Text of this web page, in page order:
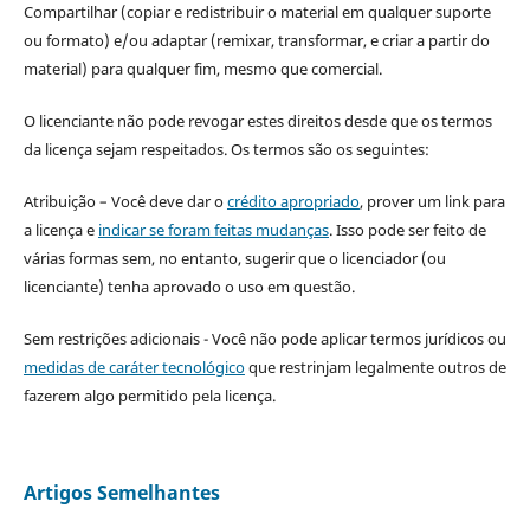
Compartilhar (copiar e redistribuir o material em qualquer suporte
ou formato) e/ou adaptar (remixar, transformar, e criar a partir do
material) para qualquer fim, mesmo que comercial.
O licenciante não pode revogar estes direitos desde que os termos
da licença sejam respeitados. Os termos são os seguintes:
Atribuição – Você deve dar ocrédito apropriado, prover um link para
a licença e indicar se foram feitas mudanças. Isso pode ser feito de
várias formas sem, no entanto, sugerir que o licenciador (ou
licenciante) tenha aprovado o uso em questão.
Sem restrições adicionais - Você não pode aplicar termos jurídicos ou
medidas de caráter tecnológicoque restrinjam legalmente outros de
fazerem algo permitido pela licença.
Artigos Semelhantes